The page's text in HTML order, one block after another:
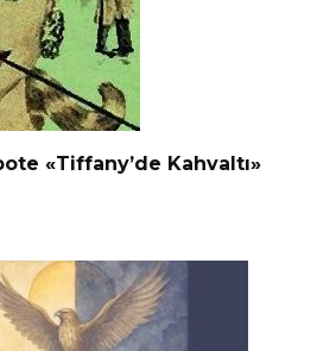
«Tiffany’de Kahvaltı»